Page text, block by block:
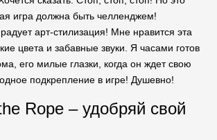
игра должна быть челленджем!
арт-стилизация! Мне нравится эта
цвета и забавные звуки. Я часами готов
его милые глазки, когда он ждет свою
подкрепление в игре! Душевно!
Rope – удобряй свой